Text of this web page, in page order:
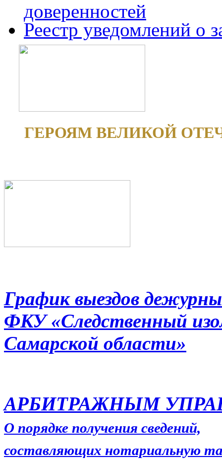
доверенностей
Реестр уведомлений о
ГЕРОЯМ ВЕЛИКОЙ
График выездов
ФКУ «Следственный
Самарской области»
АРБИТРАЖНЫМ
О порядке получения сведений,
составляющих нотариальную